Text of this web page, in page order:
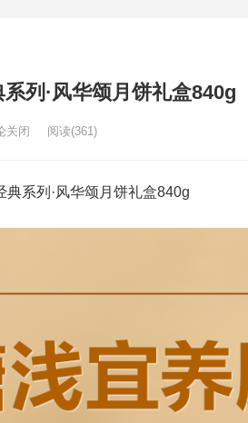
列·风华颂月饼礼盒840g
关闭 阅读(361)
系列·风华颂月饼礼盒840g